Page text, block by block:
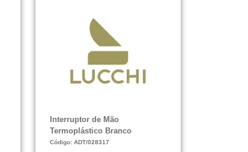
Interruptor de Mão
Termoplástico Branco
Código: ADT/028317